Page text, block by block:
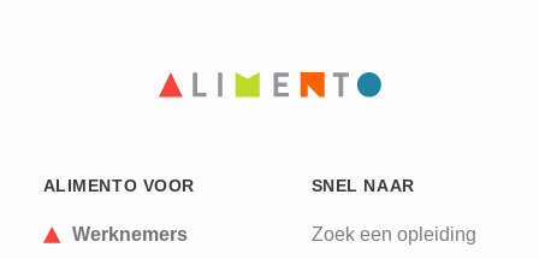
ALIMENTO VOOR
Werknemers
SNEL NAAR
Zoek een opleiding